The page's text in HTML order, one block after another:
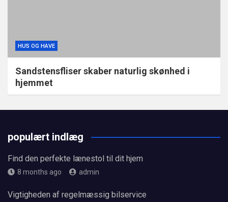
HUS OG HAVE
Sandstensfliser skaber naturlig skønhed i
hjemmet
populært indlæg
Find den perfekte lænestol til dit hjem
8 months ago admin
Vigtigheden af regelmæssig bilservice